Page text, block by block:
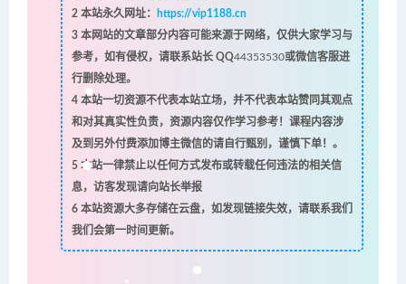
2本站永久网址：
https://vip1188.cn
3本网站的文章部分内容可能来源于网络，仅供大家学习与
参考，如有侵权，请联系站长 QQ44353530或微信客服进
行删除处理。
4本站一切资源不代表本站立场，并不代表本站赞同其观点
和对其真实性负责，资源内容仅作学习参考！课程内容涉
及到另外付费添加博主微信的请自行甄别，谨慎下单！。
5本站一律禁止以任何方式发布或转载任何违法的相关信
息，访客发现请向站长举报
6本站资源大多存储在云盘，如发现链接失效，请联系我们
我们会第一时间更新。